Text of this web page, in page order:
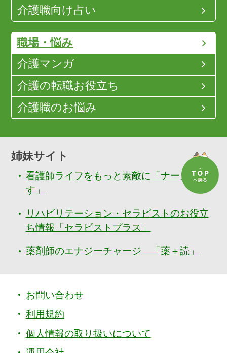
介護職向け占い
職場・悩み
介護マンガ
介護の転職お役立ち
介護職のお悩み
姉妹サイト
看護師ライフをもっと素敵に「ナースぷら
す」
リハビリテーション・セラピストのお役立
ち情報「セラピストプラス」
薬剤師のエナジーチャージ 「薬＋読」
お問い合わせ
利用規約
個人情報の取り扱いについて